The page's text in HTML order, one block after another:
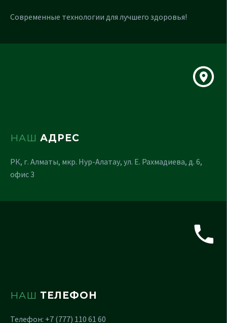
Современные технологии для лучшего здоровья!
НАШ АДРЕС
РК, г. Алматы, мкр. Нур-Алатау, ул. Е. Рахмадиева, д. 6,
офис 3
НАШ ТЕЛЕФОН
Телефон: +7 (777) 110 61 60